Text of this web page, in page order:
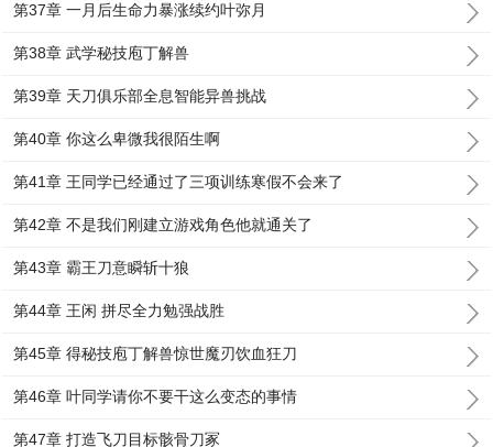
第37章 一月后生命力暴涨续约叶弥月
第38章 武学秘技庖丁解兽
第39章 天刀俱乐部全息智能异兽挑战
第40章 你这么卑微我很陌生啊
第41章 王同学已经通过了三项训练寒假不会来了
第42章 不是我们刚建立游戏角色他就通关了
第43章 霸王刀意瞬斩十狼
第44章 王闲 拼尽全力勉强战胜
第45章 得秘技庖丁解兽惊世魔刃饮血狂刀
第46章 叶同学请你不要干这么变态的事情
第47章 打造飞刀目标骸骨刀冢